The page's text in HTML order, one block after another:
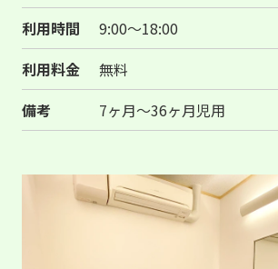
利用時間
9:00～18:00
利用料金
無料
備考
7ヶ月〜36ヶ月児用